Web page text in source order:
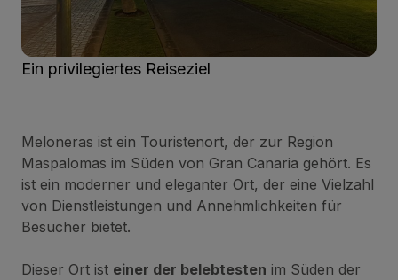
Ein privilegiertes Reiseziel
Meloneras ist ein Touristenort, der zur Region
Maspalomas im Süden von Gran Canaria gehört. Es
ist ein moderner und eleganter Ort, der eine Vielzahl
von Dienstleistungen und Annehmlichkeiten für
Besucher bietet.
Dieser Ort ist einer der belebtesten im Süden der